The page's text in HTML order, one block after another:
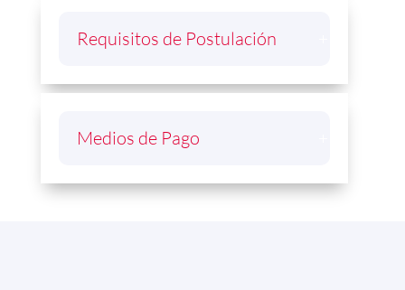
Requisitos de Postulación
Medios de Pago